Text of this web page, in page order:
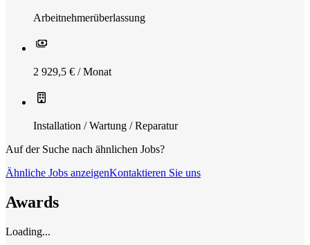
Arbeitnehmerüberlassung
2 929,5 € / Monat
Installation / Wartung / Reparatur
Auf der Suche nach ähnlichen Jobs?
Ähnliche Jobs anzeigenKontaktieren Sie uns
Awards
Loading...